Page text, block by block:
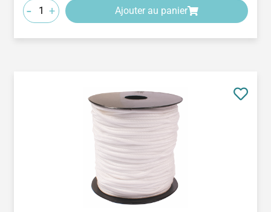
- + Ajouter au panier